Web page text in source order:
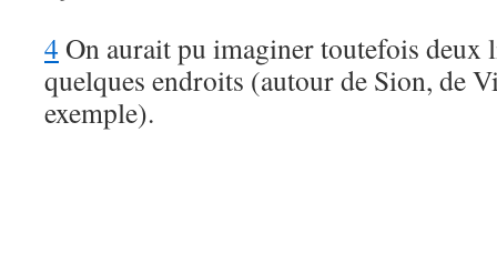
4 On aurait pu imaginer toutefois deux
quelques endroits (autour de Sion, de
exemple).